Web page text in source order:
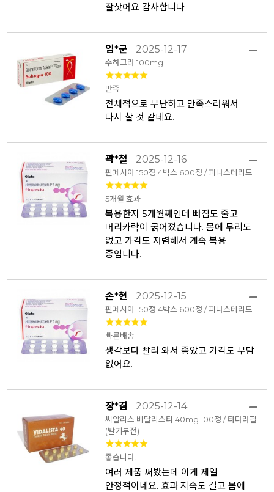
잘삿어요 감사합니다
임*군 2025-12-17
수하그라 100mg
만족
전체적으로 무난하고 만족스러워서
다시 살 것 같네요.
곽*철 2025-12-16
핀페시아 150정 4박스 600정 / 피나스테리드
5개월 효과
복용한지 5개월째인데 빠짐도 줄고
머리카락이 굵어졌습니다. 몸에 무리도
없고 가격도 저렴해서 계속 복용
중입니다.
손*현 2025-12-15
핀페시아 150정 4박스 600정 / 피나스테리드
빠른배송
생각보다 빨리 와서 좋았고 가격도 부담
없어요.
장*겸 2025-12-14
씨알리스 비달리스타 40mg 100정 / 타다라필
(발기부전)
좋습니다.
여러 제품 써봤는데 이게 제일
안정적이네요. 효과 지속도 길고 몸에